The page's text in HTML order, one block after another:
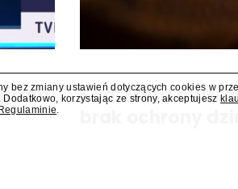
Sąd: Meta musi
bez zmiany ustawień dotyczących cookies w
korzystając ze strony, akceptujesz
Regulaminie.